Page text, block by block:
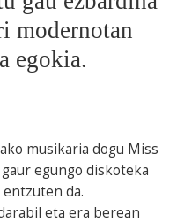
modernotan
egokia.
musikaria dogu Miss
egungo diskoteka
da.
eta era berean